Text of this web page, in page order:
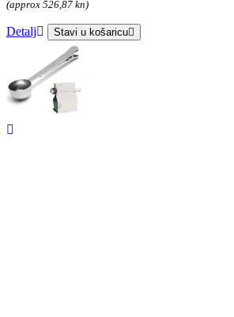
(approx 526,87 kn)
Detalj Stavi u košaricu